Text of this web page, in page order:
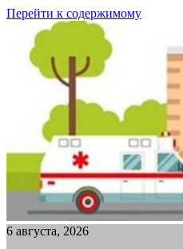
Перейти к содержимому
6 августа, 2026